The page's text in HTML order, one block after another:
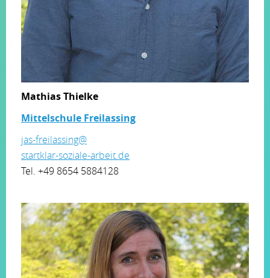
Mathias Thielke
Mittelschule Freilassing
jas-freilassing@
startklar-soziale-arbeit.de
Tel. +49 8654 5884128